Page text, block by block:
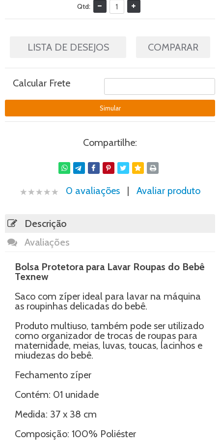
Qtd:
LISTA DE DESEJOS COMPARAR
Calcular Frete
Compartilhe:
0 avaliações| Avaliar produto
Descrição
Avaliações
Bolsa Protetora para Lavar Roupas do Bebê
Texnew
Saco com zíper ideal para lavar na máquina
as roupinhas delicadas do bebê.
Produto multiuso, também pode ser utilizado
como organizador de trocas de roupas para
maternidade, meias, luvas, toucas, lacinhos e
miudezas do bebê.
Fechamento zíper
Contém: 01 unidade
Medida: 37 x 38 cm
Composição: 100% Poliéster